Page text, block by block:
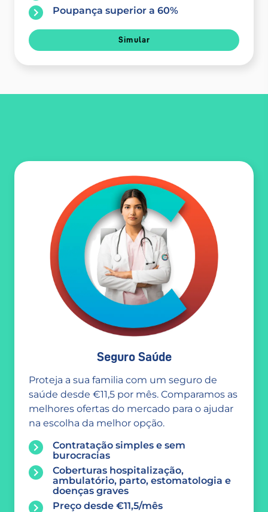
Poupança superior a 60%
Simular
Seguro Saúde
Proteja a sua familia com um seguro de
saúde desde €11,5 por mês. Comparamos as
melhores ofertas do mercado para o ajudar
na escolha da melhor opção.
Contratação simples e sem
burocracias
Coberturas hospitalização,
ambulatório, parto, estomatologia e
doenças graves
Preço desde €11,5/mês